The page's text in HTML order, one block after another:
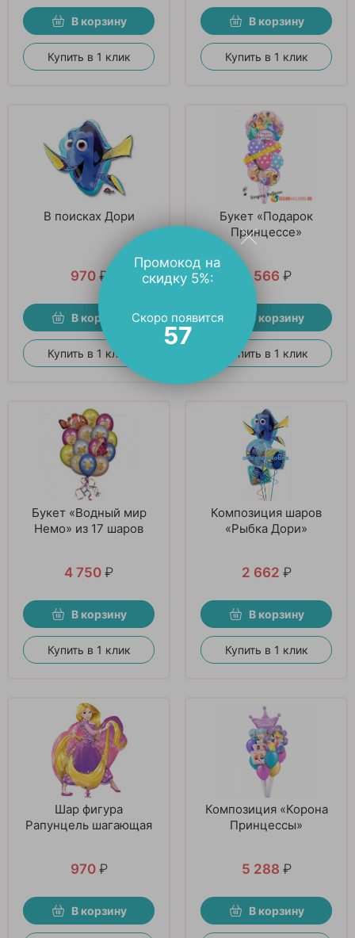
В корзину
Купить в 1 клик
В корзину
Купить в 1 клик
В поисках Дори
970 ₽
В корзину
Купить в 1 клик
Букет «Подарок
Принцессе»
5 566 ₽
В корзину
Купить в 1 клик
Букет «Водный мир
Немо» из 17 шаров
4 750 ₽
В корзину
Купить в 1 клик
Композиция шаров
«Рыбка Дори»
2 662 ₽
В корзину
Купить в 1 клик
Шар фигура
Рапунцель шагающая
970 ₽
В корзину
Композиция «Корона
Принцессы»
5 288 ₽
В корзину
Промокод на
скидку 5%:
Скоро появится
56